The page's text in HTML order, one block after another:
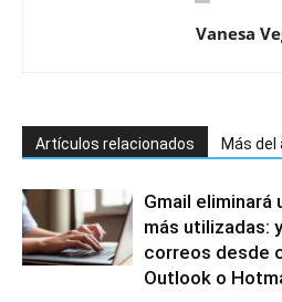
Vanesa
Artículos relacionados Más del
Gmail eliminará
más utilizadas:
correos desde
Outlook o